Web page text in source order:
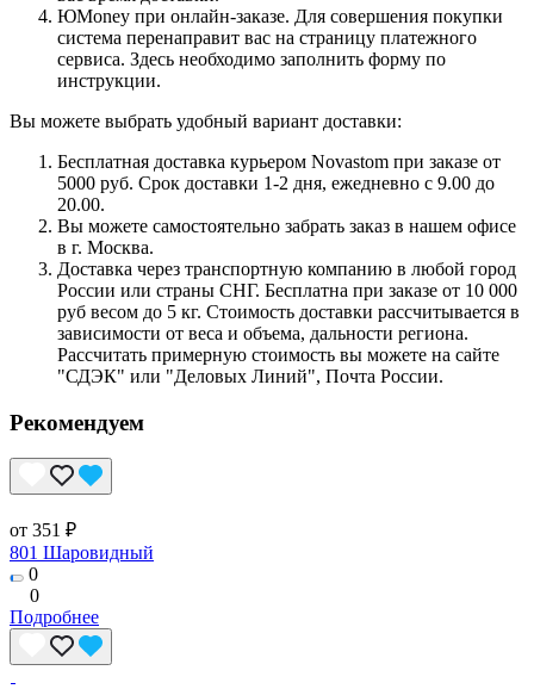
ЮMoney при онлайн-заказе. Для совершения покупки
система перенаправит вас на страницу платежного
сервиса. Здесь необходимо заполнить форму по
инструкции.
Вы можете выбрать удобный вариант доставки:
Бесплатная доставка курьером Novastom при заказе от
5000 руб. Срок доставки 1-2 дня, ежедневно с 9.00 до
20.00.
Вы можете самостоятельно забрать заказ в нашем офисе
в г. Москва.
Доставка через транспортную компанию в любой город
России или страны СНГ. Бесплатна при заказе от 10 000
руб весом до 5 кг. Стоимость доставки рассчитывается в
зависимости от веса и объема, дальности региона.
Рассчитать примерную стоимость вы можете на сайте
"СДЭК" или "Деловых Линий", Почта России.
Рекомендуем
от 351 ₽
801 Шаровидный
0
0
Подробнее